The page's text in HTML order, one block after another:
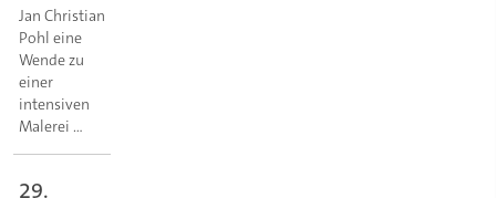
Jan Christian
Pohl eine
Wende zu
einer
intensiven
Malerei …
29.